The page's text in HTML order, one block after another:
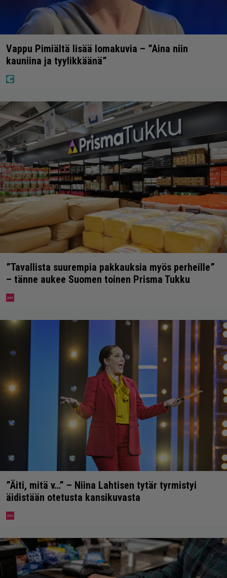
Vappu Pimiältä lisää lomakuvia – ”Aina niin
kauniina ja tyylikkäänä”
”Tavallista suurempia pakkauksia myös perheille”
– tänne aukee Suomen toinen Prisma Tukku
”Äiti, mitä v…” – Niina Lahtisen tytär tyrmistyi
äidistään otetusta kansikuvasta